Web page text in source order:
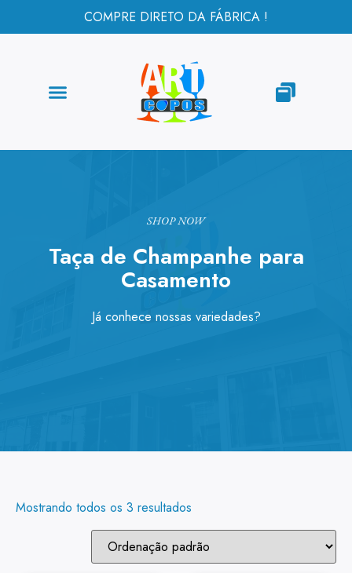
COMPRE DIRETO DA FÁBRICA !
SHOP NOW
Taça de Champanhe para
Casamento
Já conhece nossas variedades?
Mostrando todos os 3 resultados